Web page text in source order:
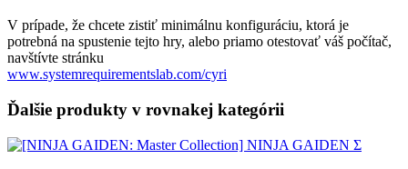
V prípade, že chcete zistiť minimálnu konfiguráciu, ktorá je
potrebná na spustenie tejto hry, alebo priamo otestovať váš počítač,
navštívte stránku
www.systemrequirementslab.com/cyri
Ďalšie produkty v rovnakej kategórii